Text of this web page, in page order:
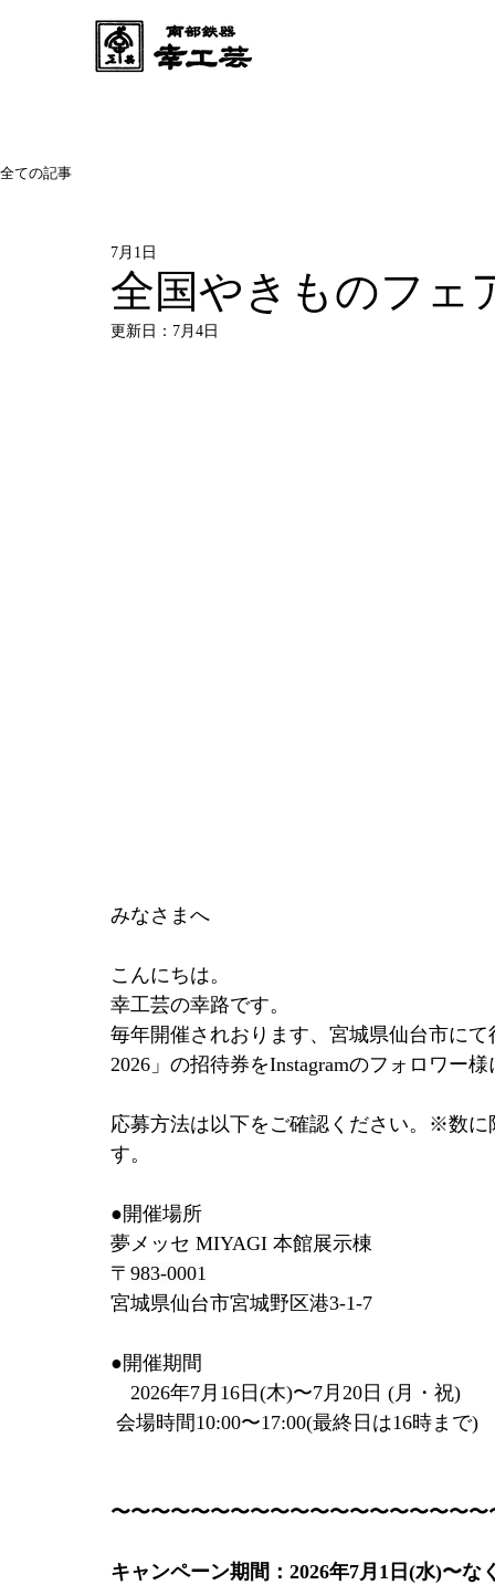
全ての記事
全国やきものフェ
7月1日
更新日： 7月4日
みなさまへ
こんにちは。
幸工芸の幸路です。
毎年開催されおります、宮城県仙台市に
2026」の招待券をInstagramのフォロワー
応募方法は以下をご確認ください。※数
す。
●開催場所
夢メッセ MIYAGI 本館展示棟
〒 983-0001
宮城県仙台市宮城野区港3-1-7
●開催期間
2026年7月16日(木)〜7月20日 (月・祝)
会場時間10:00〜17:00(最終日は16時まで)
〜〜〜〜〜〜〜〜〜〜〜〜〜〜〜〜〜〜
キャンペーン期間：2026年7月1日(水)〜な